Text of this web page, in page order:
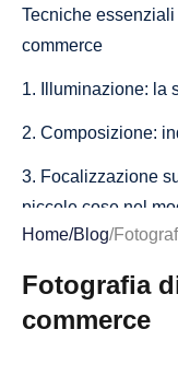
Tecniche
commerce
1. Illuminazione: la
2. Composizione:
3. Focalizzazione
piccole cose nel
Strumenti
Home/Blog/
Fotografia
commerce